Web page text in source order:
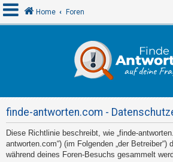
e
l
d
e
Home Foren
finde-antworten.com -
Diese Richtlinie beschreibt, wie „finde-
antworten.com“) (im Folgenden „der Betreiber“)
während deines Foren-Besuchs gesammelt